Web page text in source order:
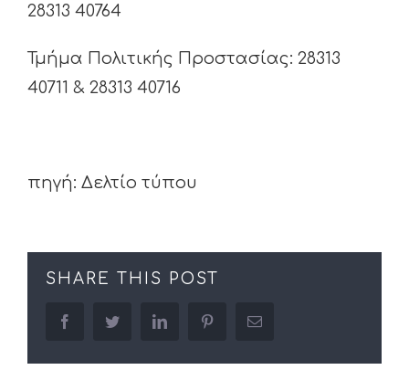
28313 40764
Τμήμα Πολιτικής Προστασίας: 28313
40711 & 28313 40716
πηγή: Δελτίο τύπου
SHARE THIS POST
facebooktwitter linkedin pinterestEmail